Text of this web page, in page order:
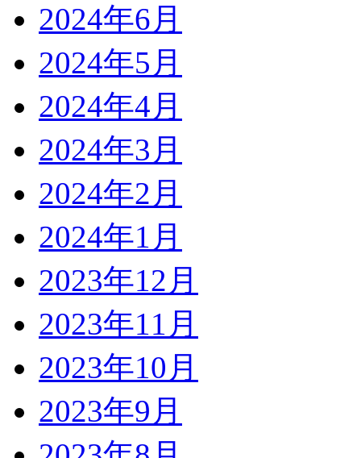
2024年6月
2024年5月
2024年4月
2024年3月
2024年2月
2024年1月
2023年12月
2023年11月
2023年10月
2023年9月